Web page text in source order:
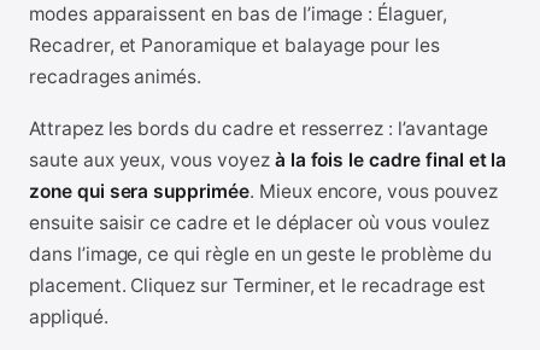
modes apparaissent en bas de l’image : Élaguer,
Recadrer, et Panoramique et balayage pour les
recadrages animés.
Attrapez les bords du cadre et resserrez : l’avantage
saute aux yeux, vous voyez à la fois le cadre final et la
zone qui sera supprimée. Mieux encore, vous pouvez
ensuite saisir ce cadre et le déplacer où vous voulez
dans l’image, ce qui règle en un geste le problème du
placement. Cliquez sur Terminer, et le recadrage est
appliqué.